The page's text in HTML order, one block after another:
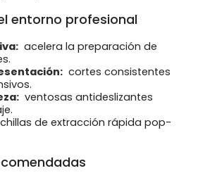
entorno profesional
acelera la preparación de
cortes consistentes
ventosas antideslizantes
de extracción rápida pop-